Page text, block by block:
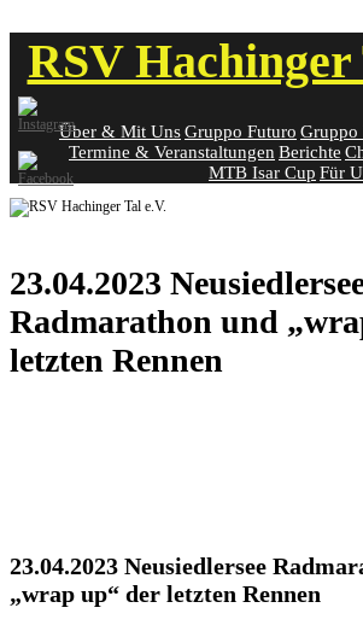
content
RSV Hachinger
Über & Mit UnsGruppo Futuro Gruppo
Termine & Veranstaltungen Berichte
MTB Isar Cup Für
23.04.2023
Radmarathon und
letzten Rennen
23.04.2023 Neusiedlersee
„wrap up“ der letzten Rennen